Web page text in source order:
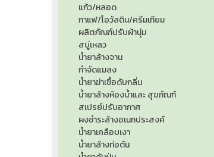
แก้ว/หลอด
กาแฟ/โอวัลติน/ครีมเทียม
ผลิตภัณฑ์ปรับผ้านุ่ม
สบู่เหลว
น้ำยาล้างจาน
กำจัดแมลง
น้ำยาฆ่าเชื้อดับกลิ่น
น้ำยาล้างห้องน้ำและ สุขภัณฑ์
สเปรย์ปรับอากาศ
ผงชำระล้างอเนกประสงค์
น้ำยาเคลือบเงา
น้ำยาล้างท่อตัน